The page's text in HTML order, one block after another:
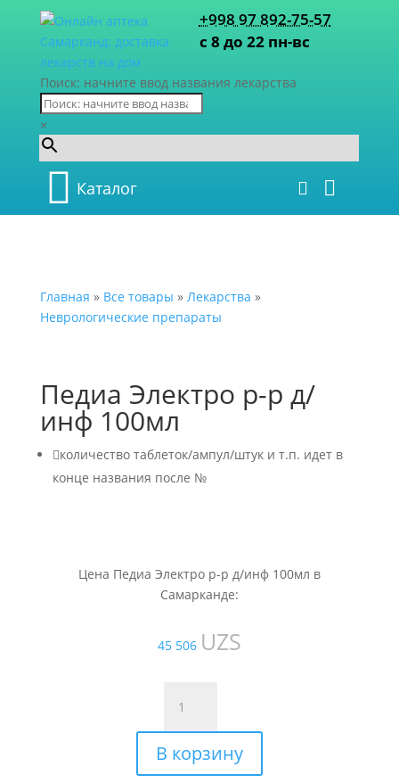
+998 97 892-75-57
с 8 до 22 пн-вс
Поиск: начните ввод названия лекарства
×
Каталог
Главная » Все товары » Лекарства »
Неврологические препараты
Педиа Электро р-р д/
инф 100мл
количество таблеток/ампул/штук и т.п. идет в
конце названия после №
Цена Педиа Электро р-р д/инф 100мл в
Самарканде:
45 506 UZS
товара
Педиа
Электро
р-
В корзину